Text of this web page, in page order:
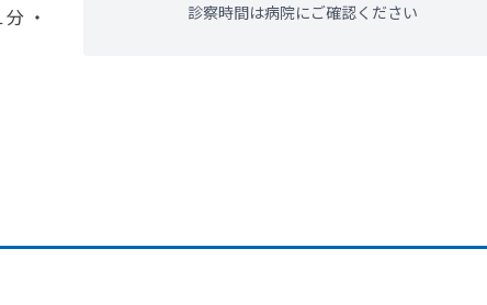
・
診察時間は病院にご確認ください